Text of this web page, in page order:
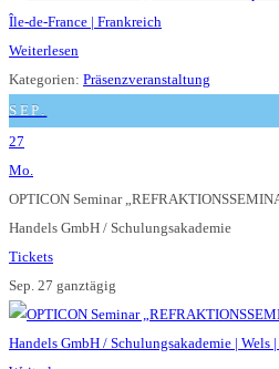
Weiterlesen
Kategorien: Präsenzveranstaltung
SEP.
27
Mo.
OPTICON Seminar
Handels GmbH / Schulungsakademie
Tickets
Sep. 27 ganztägig